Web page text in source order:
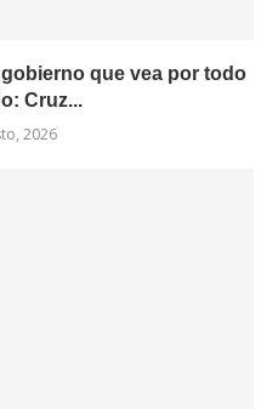
que vea por todo
Cruz...
2026